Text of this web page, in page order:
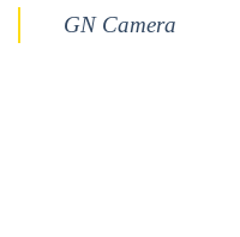
GN Camera